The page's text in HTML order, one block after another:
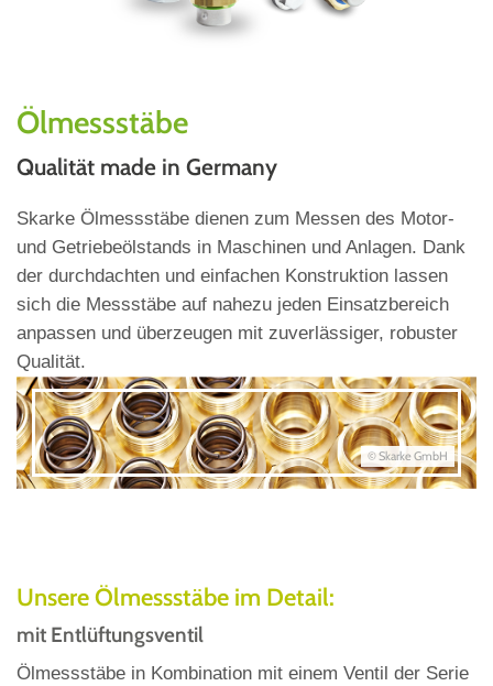
Ölmessstäbe
Qualität made in Germany
Skarke Ölmessstäbe dienen zum Messen des Motor-
und Getriebeölstands in Maschinen und Anlagen. Dank
der durchdachten und einfachen Konstruktion lassen
sich die Messstäbe auf nahezu jeden Einsatzbereich
anpassen und überzeugen mit zuverlässiger, robuster
Qualität.
© Skarke GmbH
Unsere Ölmessstäbe im Detail:
mit Entlüftungsventil
Ölmessstäbe in Kombination mit einem Ventil der Serie